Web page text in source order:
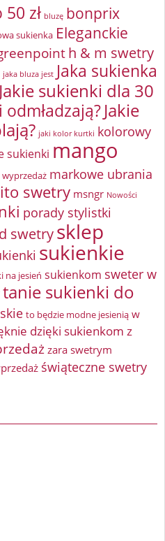
zł bluzę bonprix
sukienka Eleganckie
h & m swetry
jaka bluza jest Jaka sukienka
Jakie sukienki dla 30
odmładzają?Jakie
jaki kolor kurtki kolorowy
sukienki mango
markowe ubrania
swetry msngr Nowości
porady stylistki
swetrysklep
sukienkie
na jesień sukienkom sweter w
tanie sukienki do
to będzie modne jesienią w
dzięki sukienkom z
zara swetrym
świąteczne swetry